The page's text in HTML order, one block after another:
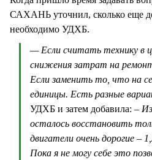
САХАНЬ уточнил, сколько еще
необходимо УДХБ.
— Если считать технику в
снижения затрат на
Если заменить то, что на
единицы. Есть разные
УДХБ и затем добавила: –
осталось восстановить
двигатели очень дорогие –
Пока я не могу себе это